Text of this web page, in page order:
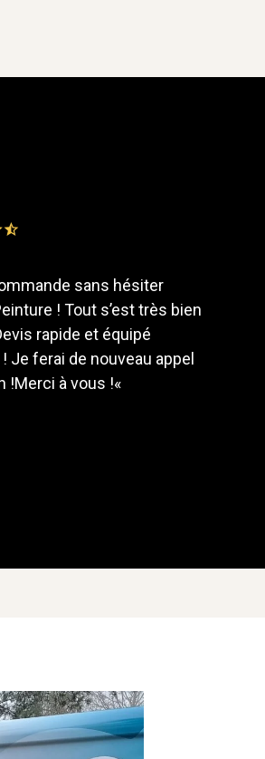
sans hésiter
! Tout s’est très bien
rapide et équipé
Je ferai de nouveau appel
!Merci à vous !«